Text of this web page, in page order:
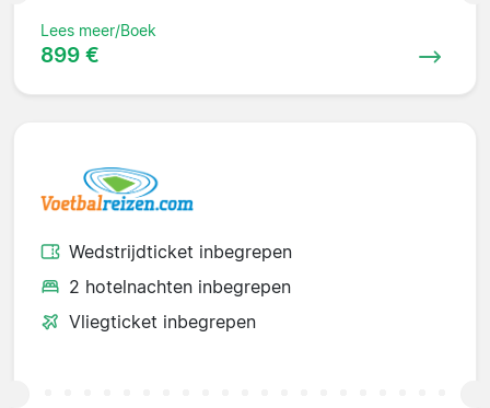
Lees meer/Boek
899 €
Wedstrijdticket inbegrepen
2 hotelnachten inbegrepen
Vliegticket inbegrepen